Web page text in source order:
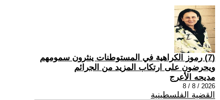
(7) رموز الكراهية في المستوطنات ينثرون سمومهم
ويحرضون على ارتكاب المزيد من الجرائم
مديحه الأعرج
2026 / 8 / 8
القضية الفلسطينية